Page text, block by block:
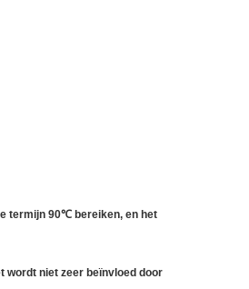
termijn 90℃ bereiken, en het
wordt niet zeer beïnvloed door